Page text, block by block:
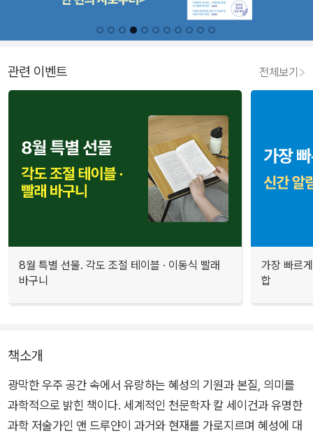
관련 이벤트 전체보기
8월 특별 선물. 각도 조절 테이블 · 이동식 빨래
바구니
가장 빠르
합
책소개
광막한 우주 공간 속에서 유랑하는 혜성의 기원과 본질, 의미를
과학적으로 밝힌 책이다. 세계적인 천문학자 칼 세이건과 유명한
과학 저술가인 앤 드루얀이 과거와 현재를 가로지르며 혜성에 대